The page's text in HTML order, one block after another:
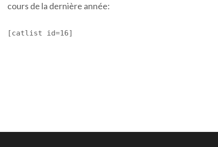
cours de la dernière année:
[catlist id=16]